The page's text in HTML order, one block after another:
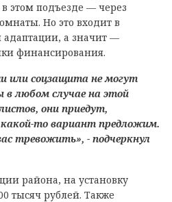
этом подъезде — через
Но это входит в
а значит —
финансирования.
или соцзащита не могут
любом случае на этой
они приедут,
то вариант предложим.
тревожить», - подчеркнул
района, на установку
тысяч рублей. Также